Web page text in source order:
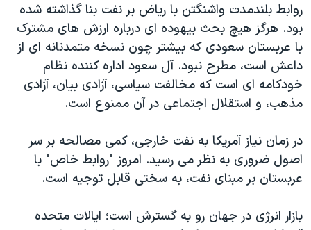
اسرائیل در جنگ
نرگس محمدی برنده جایزه نوبل صلح
همایش محافظه‌کاران آمریکا «سی‌پک»
صفحه‌های ویژه
روابط بلندمدت واشنگتن با ریاض بر نفت بنا گذاشته شده
بود. هرگز هیچ بحث بیهوده ای درباره ارزش های مشترک
با عربستان سعودی که بیشتر چون نسخه متمدنانه ای از
داعش است، مطرح نبود. آل سعود اداره کننده نظام
خودکامه ای است که مخالفت سیاسی، آزادی بیان، آزادی
مذهب، و استقلال اجتماعی در آن ممنوع است.
در زمان نیاز آمریکا به نفت خارجی، کمی مصالحه بر سر
اصول ضروری به نظر می رسید. امروز "روابط خاص" با
عربستان بر مبنای نفت، به سختی قابل توجیه است.
بازار انرژی در جهان رو به گسترش است؛ ایالات متحده